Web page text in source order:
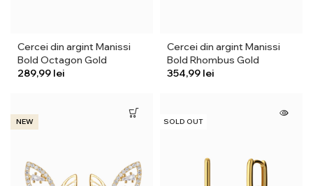
Cercei din argint Manissi
Bold Octagon Gold
lei
Cercei din argint Manissi
Bold Rhombus Gold
lei
NEW SOLD OUT